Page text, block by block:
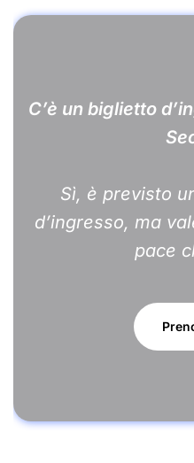
C’è un biglietto
Sì, è previsto
d’ingresso, ma
pace